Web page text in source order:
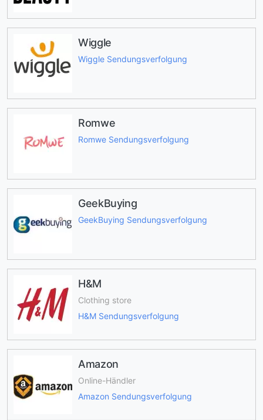
Wiggle
Wiggle Sendungsverfolgung
Romwe
Romwe Sendungsverfolgung
GeekBuying
GeekBuying Sendungsverfolgung
H&M
Clothing store
H&M Sendungsverfolgung
Amazon
Online-Händler
Amazon Sendungsverfolgung